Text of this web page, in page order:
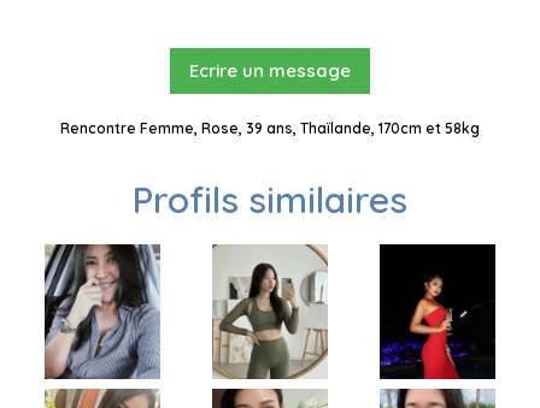
Ecrire un message
Rencontre Femme, Rose, 39 ans, Thaïlande, 170cm et 58kg
Profils similaires